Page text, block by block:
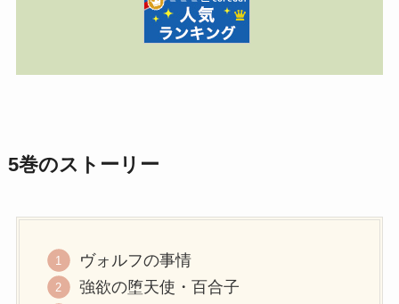
5巻のストーリー
ヴォルフの事情
強欲の堕天使・百合子